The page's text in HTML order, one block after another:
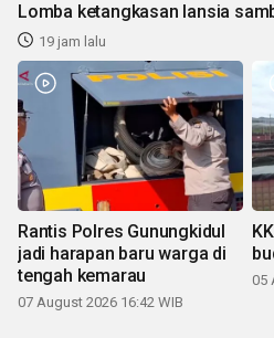
Lomba ketangkasan lansia
19 jam lalu
Rantis Polres Gunungkidul
jadi harapan baru warga di
tengah kemarau
07 August 2026 16:42 WIB
05